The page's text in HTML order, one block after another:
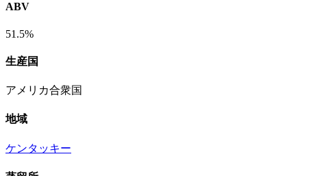
ABV
51.5%
生産国
アメリカ合衆国
地域
ケンタッキー